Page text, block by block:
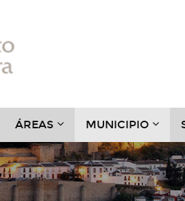
ÁREAS???
MUNICIPIO???